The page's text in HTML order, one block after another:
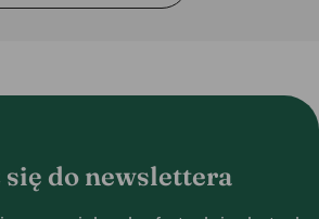
się do newslettera